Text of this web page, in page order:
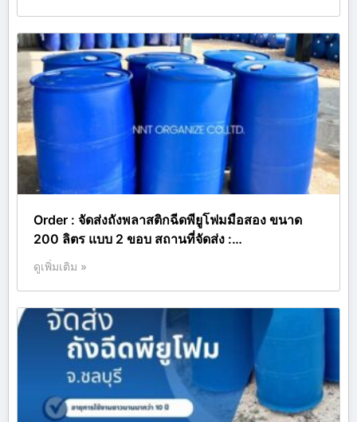
Order : จัดส่งถังพลาสติกฉีดพียูโฟมมือสอง ขนาด
200 ลิตร แบบ 2 ขอบ สถานที่จัดส่ง :…
ดูเพิ่มเติม »